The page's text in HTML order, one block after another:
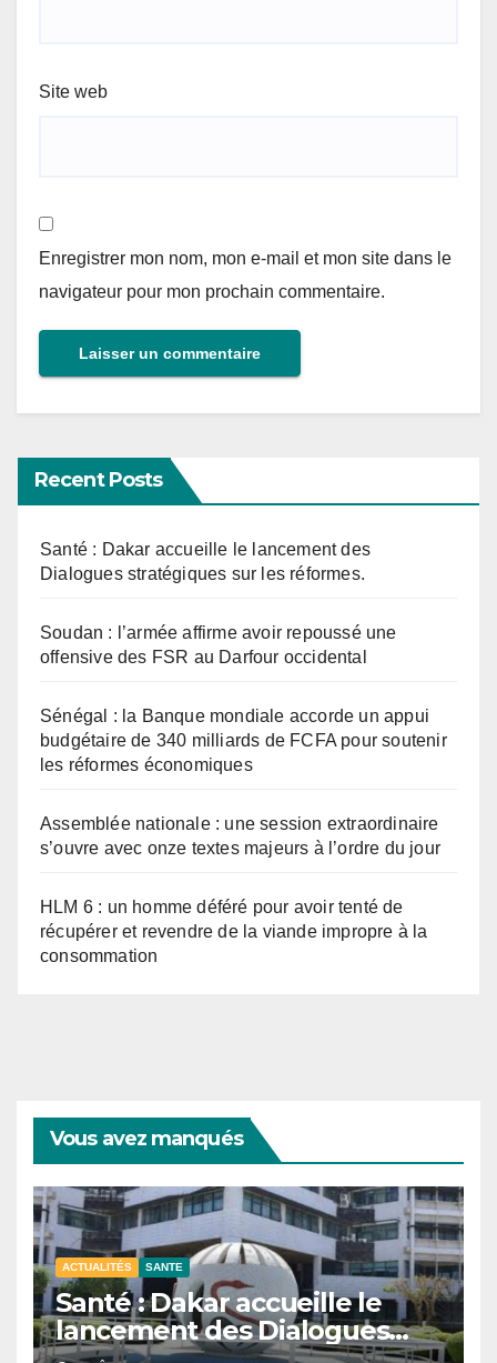
Site web
Enregistrer mon nom, mon e-mail et mon site dans le
navigateur pour mon prochain commentaire.
Recent Posts
Santé : Dakar accueille le lancement des
Dialogues stratégiques sur les réformes.
Soudan : l’armée affirme avoir repoussé une
offensive des FSR au Darfour occidental
Sénégal : la Banque mondiale accorde un appui
budgétaire de 340 milliards de FCFA pour soutenir
les réformes économiques
Assemblée nationale : une session extraordinaire
s’ouvre avec onze textes majeurs à l’ordre du jour
HLM 6 : un homme déféré pour avoir tenté de
récupérer et revendre de la viande impropre à la
consommation
Vous avez manqués
ACTUALITÉS SANTE
Santé : Dakar accueille le
lancement des Dialogues